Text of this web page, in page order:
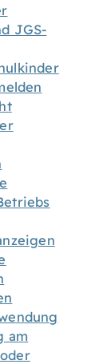
JGS-
am